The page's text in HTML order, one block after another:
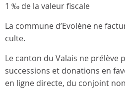
1 ‰ de la valeur fiscale
La commune d’Evolène ne
culte.
Le canton du Valais ne prélève
successions et donations en
en ligne directe, du conjoint